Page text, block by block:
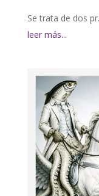
Se trata de dos
leer más...